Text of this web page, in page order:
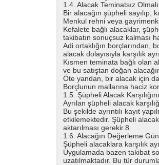
1.4. Alacak Teminatsız
Bir alacağın şüpheli sayılıp,
Menkul rehni veya
Kefalete bağlı alacaklar,
takibatın sonuçsuz kalması
Adi ortaklığın borçlarından,
alacak dolayısıyla karşılık
Kısmen teminata bağlı olan
ve bu satıştan doğan
Öte yandan, bir alacak için
Borçlunun mallarına haciz
1.5. Şüpheli Alacak
Ayrılan şüpheli alacak
Bu şekilde ayrıntılı kayıt
etkilemektedir. Şüpheli
aktarılması gerekir.8
1.6. Alacağın Değerleme
Şüpheli alacaklara karşılık
Uygulamada bazen takibat
uzatılmaktadır. Bu tür